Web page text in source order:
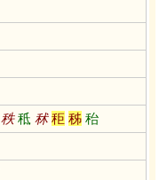
秩 秪 秫 秬 秭 秮